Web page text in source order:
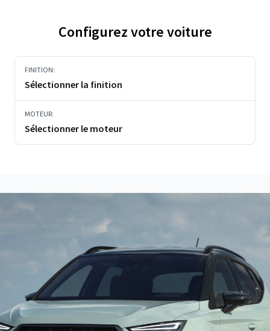
Configurez votre voiture
FINITION:
Sélectionner la finition
MOTEUR:
Sélectionner le moteur